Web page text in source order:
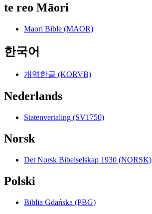
te reo Māori
Maori Bible (MAOR)
한국어
개역한글 (KORVB)
Nederlands
Statenvertaling (SV1750)
Norsk
Det Norsk Bibelselskap 1930 (NORSK)
Polski
Biblia Gdańska (PBG)